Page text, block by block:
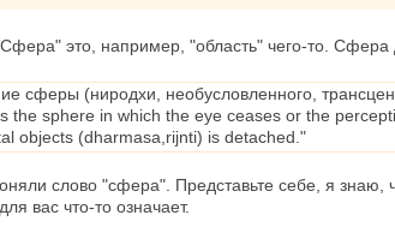
это, например, "область" чего-то.
сферы (ниродхи, необусловленного,
sphere in which the еуе ceases or the
objects (dharmasa,rijnti) is detached."
слово "сфера". Представьте себе, я
вас что-то означает.